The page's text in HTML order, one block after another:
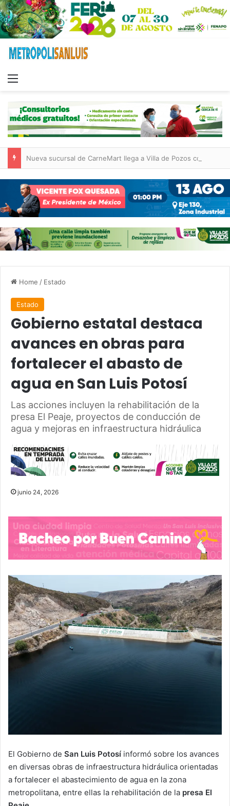
Home / Estado
Estado
Gobierno estatal destaca
avances en obras para
fortalecer el abasto de
agua en San Luis Potosí
Las acciones incluyen la rehabilitación de la
presa El Peaje, proyectos de conducción de
agua y mejoras en infraestructura hidráulica
junio 24, 2026
El Gobierno de San Luis Potosí informó sobre los avances
en diversas obras de infraestructura hidráulica orientadas
a fortalecer el abastecimiento de agua en la zona
metropolitana, entre ellas la rehabilitación de la presa El